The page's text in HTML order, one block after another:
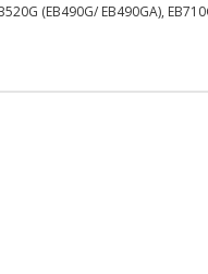
(EB490G/ EB490GA),